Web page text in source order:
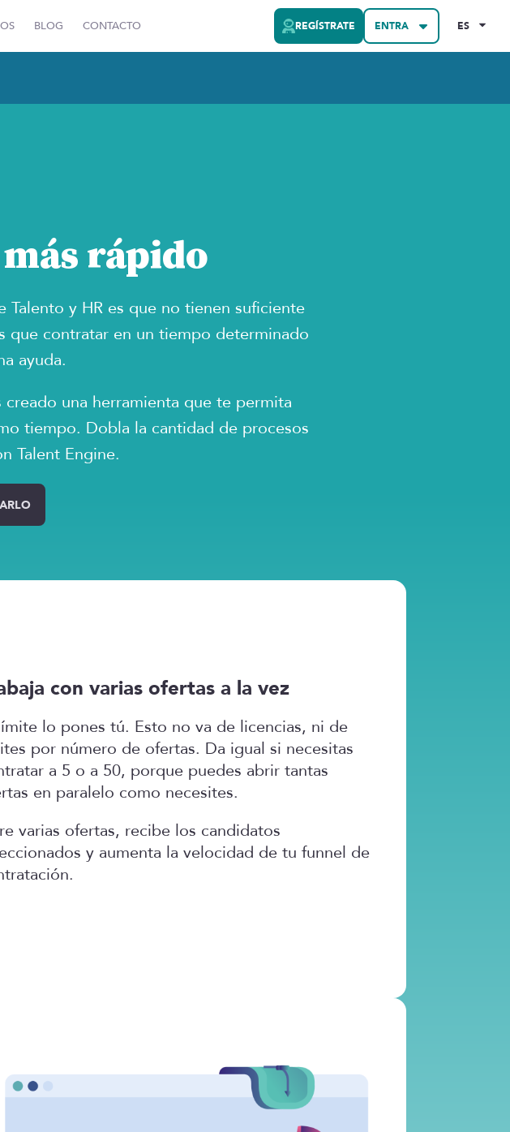
BLOG CONTACTO REGÍSTRATE ENTRA ES
rápido
y HR es que no tienen suficiente
que contratar en un tiempo determinado
ayuda.
una herramienta que te permita
tiempo. Dobla la cantidad de procesos
Talent Engine.
con varias ofertas a la vez
lo pones tú. Esto no va de licencias, ni de
por número de ofertas. Da igual si necesitas
a 5 o a 50, porque puedes abrir tantas
en paralelo como necesites.
varias ofertas, recibe los candidatos
y aumenta la velocidad de tu funnel de